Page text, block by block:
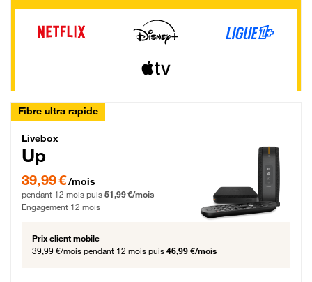
Fibre ultra rapide
Livebox Up Fibre
Livebox
Up
39,99 € par mois pendant 12 mois puis 51,99 € par mois, Engagement 12 mois
39,99 €/mois
pendant 12 mois puis 51,99 €/mois
Engagement 12 mois
Prix client mobile
39,99 €/mois pendant 12 mois puis 46,99 €/mois